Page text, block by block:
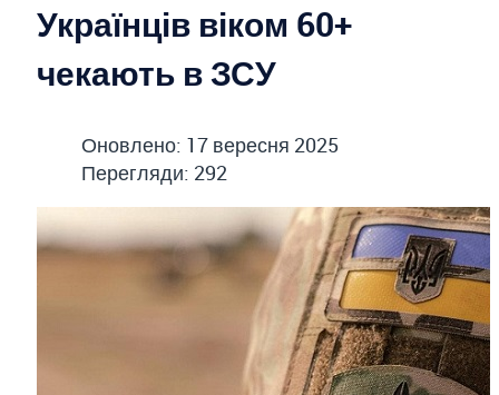
Українців віком 60+
чекають в ЗСУ
Оновлено: 17 вересня 2025
Перегляди: 292